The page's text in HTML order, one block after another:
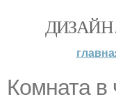
ДИЗАЙН
Комната в